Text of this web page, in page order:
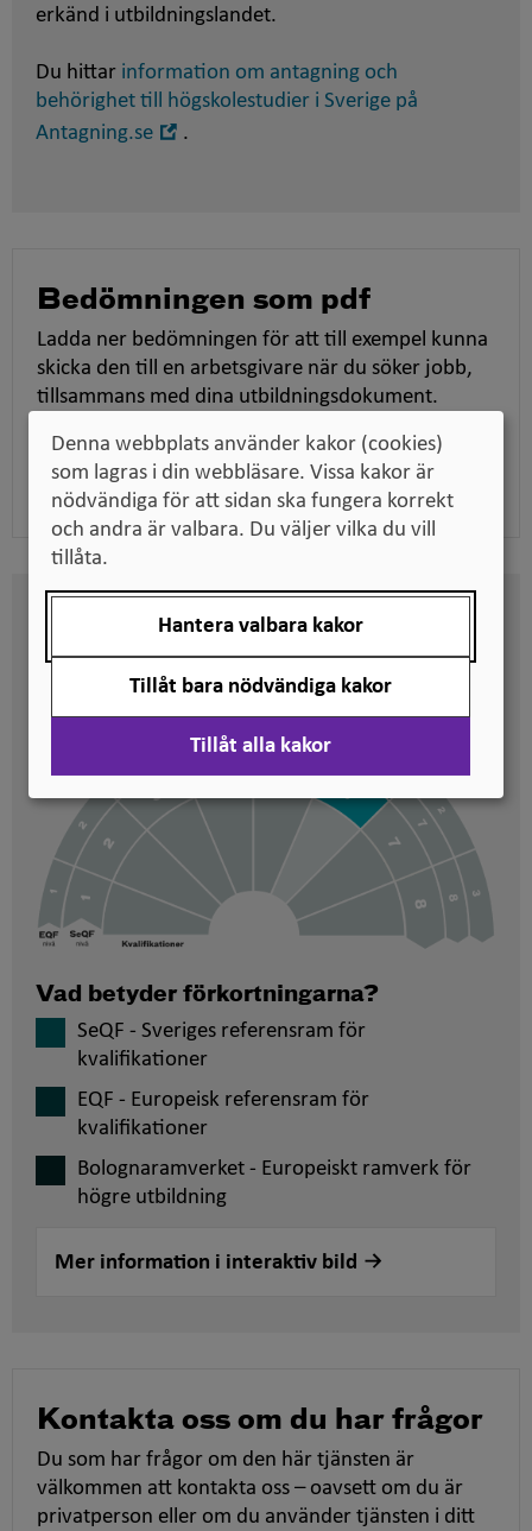
erkänd i utbildningslandet.
Du hittar information om antagning och
behörighet till högskolestudier i Sverige på
Antagning.se
.
Bedömningen som pdf
Ladda ner bedömningen för att till exempel kunna
skicka den till en arbetsgivare när du söker jobb,
tillsammans med dina utbildningsdokument.
Ladda ner pdf
Här kan du se på vilken nivå
svenska kvalifikationer är
placerade
Vad betyder förkortningarna?
SeQF - Sveriges referensram för
kvalifikationer
EQF - Europeisk referensram för
kvalifikationer
Bolognaramverket - Europeiskt ramverk för
högre utbildning
Mer information i interaktiv bild
Kontakta oss om du har frågor
Du som har frågor om den här tjänsten är
välkommen att kontakta oss – oavsett om du är
privatperson eller om du använder tjänsten i ditt
Denna webbplats använder kakor (cookies)
som lagras i din webbläsare. Vissa kakor är
nödvändiga för att sidan ska fungera korrekt
och andra är valbara. Du väljer vilka du vill
tillåta.
Hantera valbara kakor
Tillåt bara nödvändiga kakor
Tillåt alla kakor